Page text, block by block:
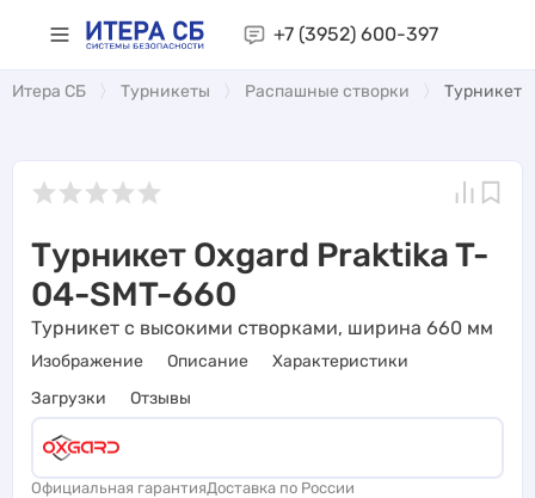
+7 (3952) 600-397
Итера СБ Турникеты Распашные створки Турникет
Турникет Oxgard Praktika T-
04-SMT-660
Турникет с высокими створками, ширина 660 мм
Изображение Описание
Характеристики
Загрузки
Отзывы
Официальная гарантияДоставка по России